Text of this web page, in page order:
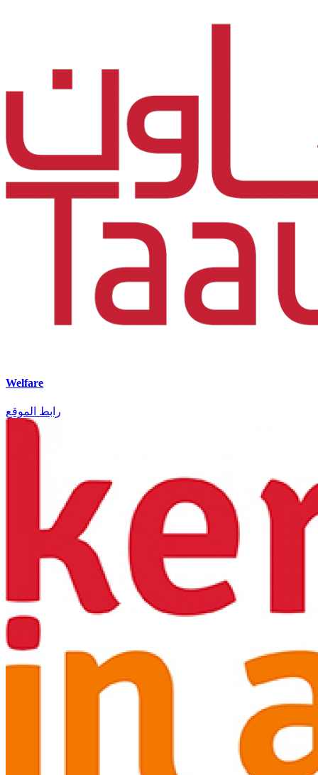
Welfare
رابط الموقع